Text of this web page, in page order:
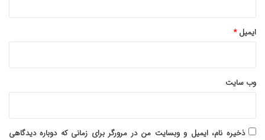
ایمیل*
وب‌ سایت
ذخیره نام، ایمیل و وبسایت من در مرورگر برای زمانی که دوباره دیدگاهی